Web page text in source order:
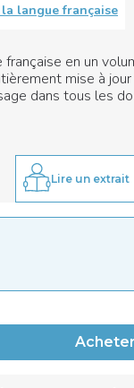
langue française
en un
mise à
dans tous les
Lire un extrait